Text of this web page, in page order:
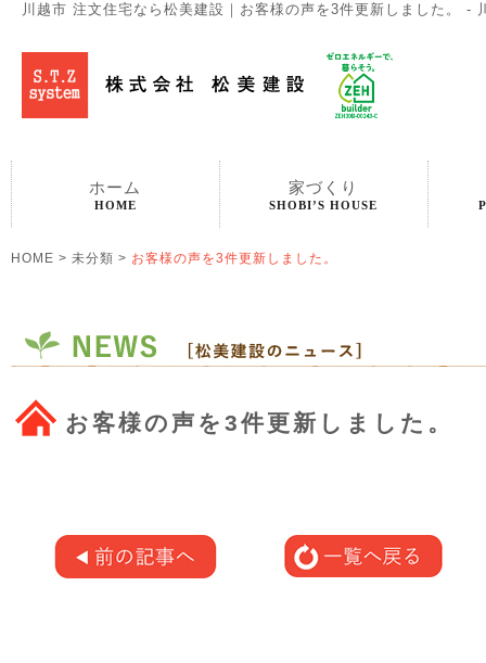
川越市 注文住宅なら松美建設｜お客様の声を3件更新しました。 -
ホーム
HOME
家づくり
SHOBI’S HOUSE
HOME > 未分類 > お客様の声を3件更新しました。
お客様の声を3件更新しました。